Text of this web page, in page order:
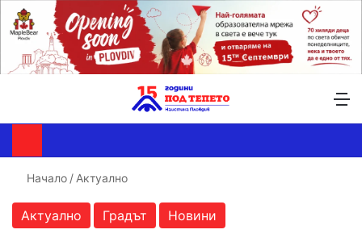
Начало / Актуално
Актуално Градът Новини